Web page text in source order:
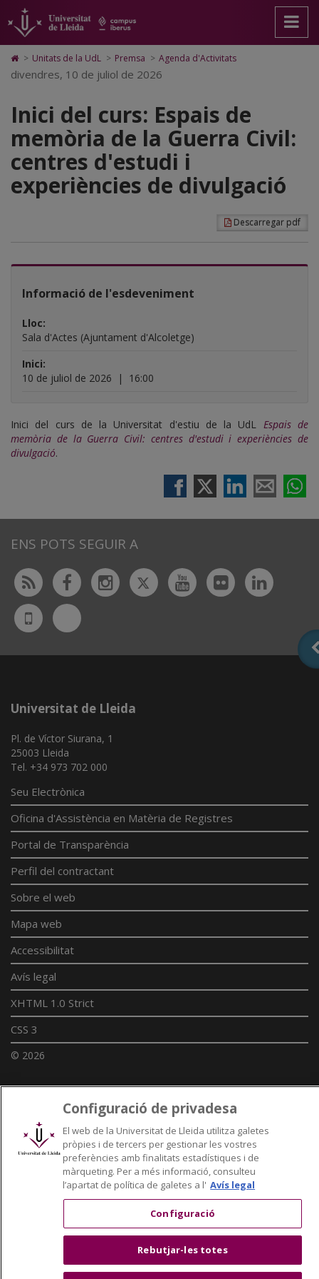
Inici
del
curs:
Espais
de
memòria
de
la
Guerra
centres
d'estudi
experiències
de
divulgació
pàgina
principal.
Universitat
Lleida
contingut
principal
Mapa
Web.
Universitat
Cerca
Accessibilitat.
Universitat
Lleida
Icono
de
Home
a
página
inicio
> Unitats de la UdL > Premsa > Agenda d'Activitats
divendres, 10 de juliol de 2026
Inici del curs: Espais de
memòria de la Guerra Civil:
centres d'estudi i
experiències de divulgació
Descarregar pdf
Informació de l'esdeveniment
Lloc:
Sala d'Actes (Ajuntament d'Alcoletge)
Inici:
10 de juliol de 2026
| 16:00
Inici del curs de la Universitat d'estiu de la UdL Espais de
memòria de la Guerra Civil: centres d'estudi i experiències de
divulgació.
ENS POTS SEGUIR A
Rss FacebookInstagram
TwitterYoutubeFlickr
UdL
App
Bluesky
Universitat de Lleida
Pl. de Víctor Siurana, 1
25003 Lleida
Tel. +34 973 702 000
Seu Electrònica
Oficina d'Assistència en Matèria de Registres
Portal de Transparència
Perfil del contractant
Sobre el web
Mapa web
Accessibilitat
Avís legal
XHTML 1.0 Strict
CSS 3
© 2026
Enllaços UdL
Xarxes universitàries
Configuració de privadesa
El web de la Universitat de Lleida utilitza galetes
pròpies i de tercers per gestionar les vostres
preferències amb finalitats estadístiques i de
màrqueting. Per a més informació, consulteu
l’apartat de política de galetes a l' Avís legal
Configuració
Rebutjar-les totes